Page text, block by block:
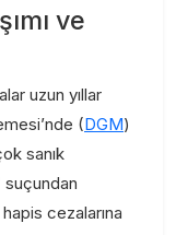
ve
uzun yıllar
(DGM)
sanık
suçundan
cezalarına